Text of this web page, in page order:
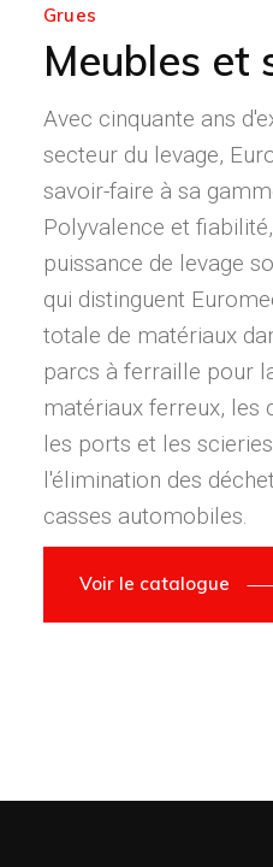
Grues
Meubles et
Avec cinquante ans
secteur du levage,
savoir-faire à sa
Polyvalence et
puissance de levage
qui distinguent
totale de matériaux
parcs à ferraille pour
matériaux ferreux, les
les ports et les
l'élimination des
casses automobiles.
Voir le catalogue